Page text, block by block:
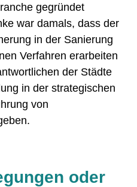
gegründet
war damals, dass der
in der Sanierung
Verfahren erarbeiten
der Städte
in der strategischen
von
oder